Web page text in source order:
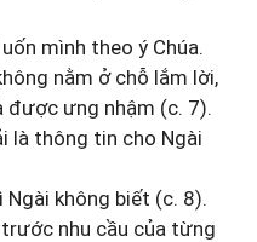
mình theo ý Chúa.
nằm ở chỗ lắm lời,
được ưng nhậm (c. 7).
là thông tin cho Ngài
không biết (c. 8).
nhu cầu của từng